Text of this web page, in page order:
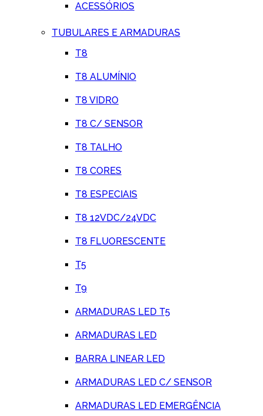
ACESSÓRIOS
TUBULARES E ARMADURAS
T8
T8 ALUMÍNIO
T8 VIDRO
T8 C/ SENSOR
T8 TALHO
T8 CORES
T8 ESPECIAIS
T8 12VDC/24VDC
T8 FLUORESCENTE
T5
T9
ARMADURAS LED T5
ARMADURAS LED
BARRA LINEAR LED
ARMADURAS LED C/ SENSOR
ARMADURAS LED EMERGÊNCIA